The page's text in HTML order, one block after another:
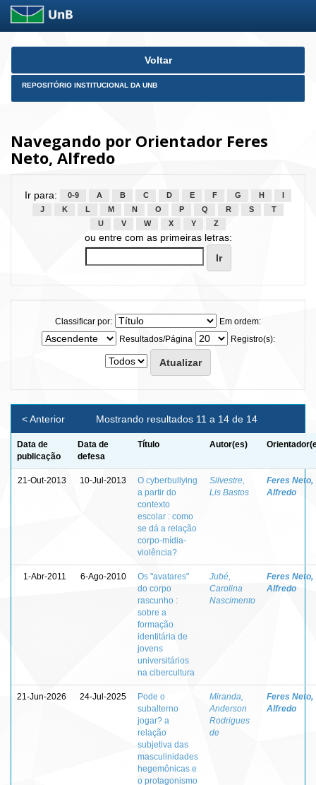
Skip
Voltar
REPOSITÓRIO INSTITUCIONAL DA UNB
Navegando por Orientador Feres
Neto, Alfredo
Ir para: 0-9 A B C D E F G H
J
K L M N O P Q R S
T
U
V W X Y Z
ou entre com as primeiras letras:
Classificar por:
Em ordem:
Resultados/Página
Registro(s):
Mostrando resultados 11 a 14 de 14
< Anterior
Data de
publicação
Data de
defesa
Título Autor(es)
21-Out-2013 10-Jul-2013
O cyberbullying
a partir do
contexto
escolar : como
se dá a relação
corpo-mídia-
violência?
Silvestre,
Lis Bastos
Feres Neto,
Alfredo
1-Abr-2011 6-Ago-2010
Os "avatares"
do corpo
rascunho :
sobre a
formação
identitária de
jovens
universitários
na cibercultura
Jubé,
Carolina
Nascimento
Feres Neto,
Alfredo
21-Jun-2026 24-Jul-2025
Pode o
subalterno
jogar? a
relação
subjetiva das
masculinidades
hegemônicas e
o protagonismo
Miranda,
Anderson
Rodrigues
de
Feres Neto,
Alfredo